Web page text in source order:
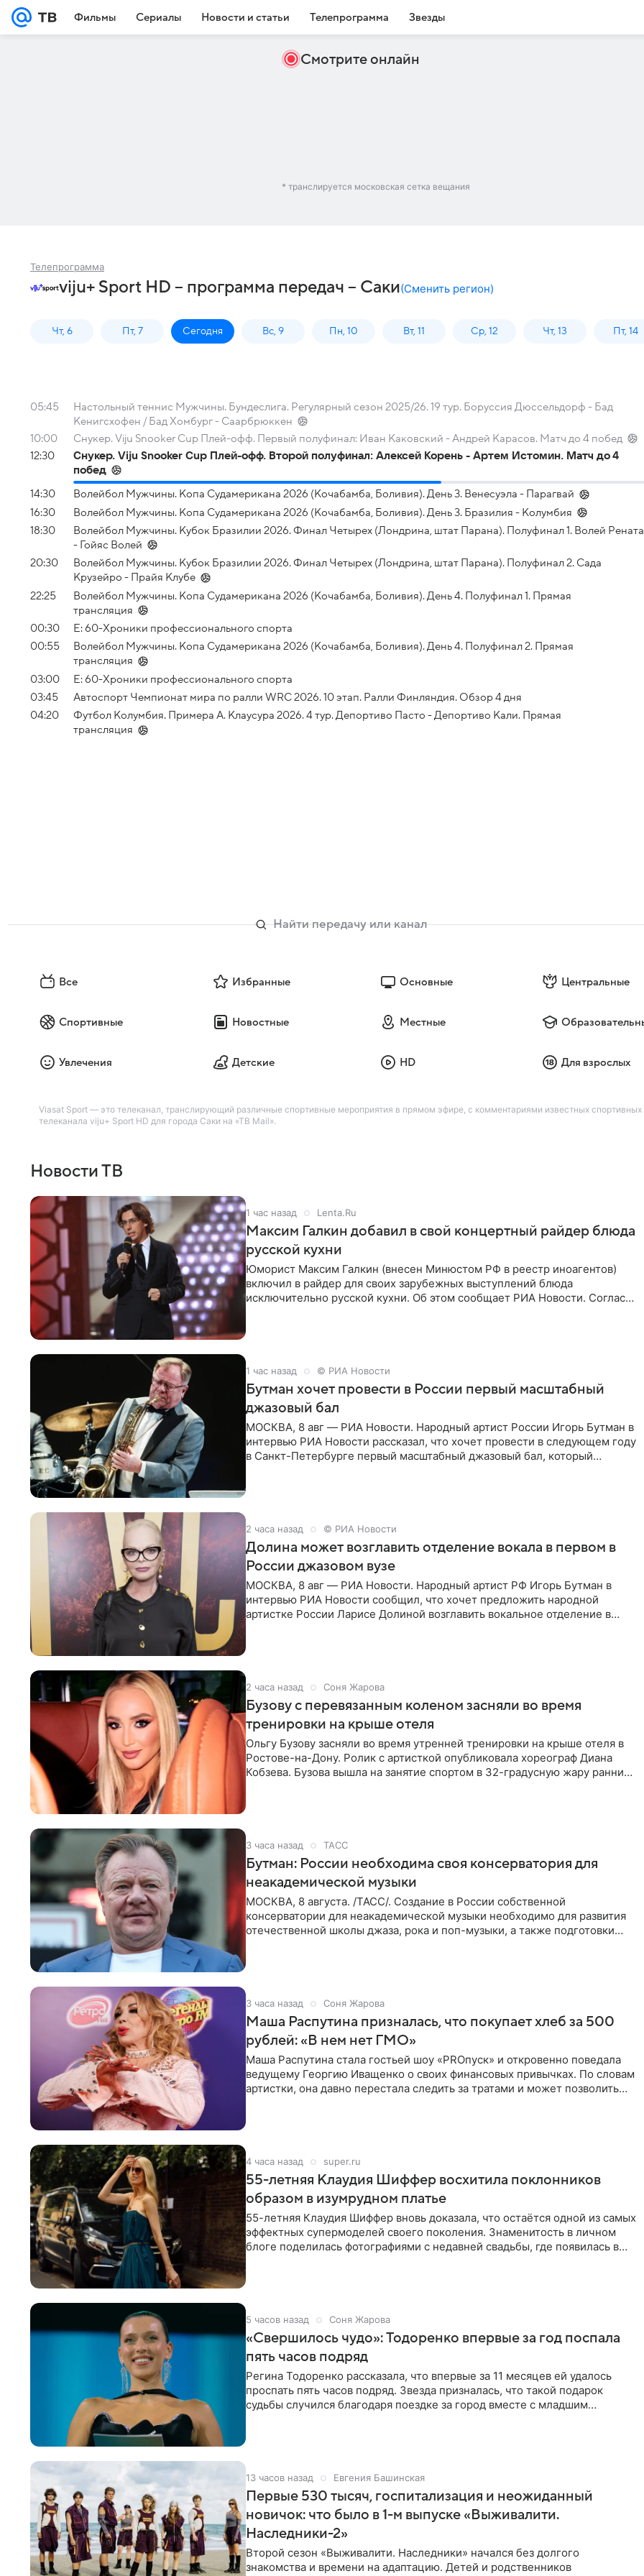
Фильмы Сериалы Новости и статьи Телепрограмма Звезды
Смотрите онлайн
* транслируется московская сетка вещания
Телепрограмма
viju+ Sport HD – программа передач – Саки(Сменить регион)
Чт, 6 Пт, 7 Сегодня Вс, 9 Пн, 10 Вт, 11 Ср, 12 Чт, 13 Пт, 14
05:45
Настольный теннис Мужчины. Бундеслига. Регулярный сезон 2025/26. 19 тур. Боруссия Дюссельдорф - Бад
Кенигсхофен / Бад Хомбург - Саарбрюккен
10:00
Снукер. Viju Snooker Cup Плей-офф. Первый полуфинал: Иван Каковский - Андрей Карасов. Матч до 4 побед
12:30
Снукер. Viju Snooker Cup Плей-офф. Второй полуфинал: Алексей Корень - Артем Истомин. Матч до 4
побед
14:30
Волейбол Мужчины. Копа Судамерикана 2026 (Кочабамба, Боливия). День 3. Венесуэла - Парагвай
16:30
Волейбол Мужчины. Копа Судамерикана 2026 (Кочабамба, Боливия). День 3. Бразилия - Колумбия
18:30
Волейбол Мужчины. Кубок Бразилии 2026. Финал Четырех (Лондрина, штат Парана). Полуфинал 1. Волей Рената
- Гойяс Волей
20:30
Волейбол Мужчины. Кубок Бразилии 2026. Финал Четырех (Лондрина, штат Парана). Полуфинал 2. Сада
Крузейро - Прайя Клубе
22:25
Волейбол Мужчины. Копа Судамерикана 2026 (Кочабамба, Боливия). День 4. Полуфинал 1. Прямая
трансляция
00:30
Е: 60-Хроники профессионального спорта
00:55
Волейбол Мужчины. Копа Судамерикана 2026 (Кочабамба, Боливия). День 4. Полуфинал 2. Прямая
трансляция
03:00
Е: 60-Хроники профессионального спорта
03:45
Автоспорт Чемпионат мира по ралли WRC 2026. 10 этап. Ралли Финляндия. Обзор 4 дня
04:20
Футбол Колумбия. Примера А. Клаусура 2026. 4 тур. Депортиво Пасто - Депортиво Кали. Прямая
трансляция
Все Избранные Основные Центральные
Спортивные Новостные Местные
Увлечения Детские HD Для взрослых
Viasat Sport — это телеканал, транслирующий различные спортивные мероприятия в прямом эфире, с комментариями известных
телеканала viju+ Sport HD для города Саки на «ТВ Mail».
Новости ТВ
1 час назад Lenta.Ru
Максим Галкин добавил в свой концертный райдер блюда
русской кухни
Юморист Максим Галкин (внесен Минюстом РФ в реестр иноагентов)
включил в райдер для своих зарубежных выступлений блюда
исключительно русской кухни. Об этом сообщает РИА Новости. Согласно
1 час назад © РИА Новости
Бутман хочет провести в России первый масштабный
джазовый бал
МОСКВА, 8 авг — РИА Новости. Народный артист России Игорь Бутман в
интервью РИА Новости рассказал, что хочет провести в следующем году
в Санкт-Петербурге первый масштабный джазовый бал, который
2 часа назад © РИА Новости
Долина может возглавить отделение вокала в первом в
России джазовом вузе
МОСКВА, 8 авг — РИА Новости. Народный артист РФ Игорь Бутман в
интервью РИА Новости сообщил, что хочет предложить народной
артистке России Ларисе Долиной возглавить вокальное отделение в
2 часа назад Соня Жарова
Бузову с перевязанным коленом засняли во время
тренировки на крыше отеля
Ольгу Бузову засняли во время утренней тренировки на крыше отеля в
Ростове-на-Дону. Ролик с артисткой опубликовала хореограф Диана
Кобзева. Бузова вышла на занятие спортом в 32-градусную жару ранним
3 часа назад ТАСС
Бутман: России необходима своя консерватория для
неакадемической музыки
МОСКВА, 8 августа. /ТАСС/. Создание в России собственной
консерватории для неакадемической музыки необходимо для развития
отечественной школы джаза, рока и поп-музыки, а также подготовки
3 часа назад Соня Жарова
Маша Распутина призналась, что покупает хлеб за 500
рублей: «В нем нет ГМО»
Маша Распутина стала гостьей шоу «PROпуск» и откровенно поведала
ведущему Георгию Иващенко о своих финансовых привычках. По словам
артистки, она давно перестала следить за тратами и может позволить
4 часа назад super.ru
55-летняя Клаудия Шиффер восхитила поклонников
образом в изумрудном платье
55-летняя Клаудия Шиффер вновь доказала, что остаётся одной из самых
эффектных супермоделей своего поколения. Знаменитость в личном
блоге поделилась фотографиями с недавней свадьбы, где появилась в
5 часов назад Соня Жарова
«Свершилось чудо»: Тодоренко впервые за год поспала
пять часов подряд
Регина Тодоренко рассказала, что впервые за 11 месяцев ей удалось
проспать пять часов подряд. Звезда призналась, что такой подарок
судьбы случился благодаря поездке за город вместе с младшим
13 часов назад Евгения Башинская
Первые 530 тысяч, госпитализация и неожиданный
новичок: что было в 1-м выпуске «Выживалити.
Наследники-2»
Второй сезон «Выживалити. Наследники» начался без долгого
знакомства и времени на адаптацию. Детей и родственников